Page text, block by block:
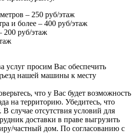
– 250 руб/этаж
и более – 400 руб/этаж
200 руб/этаж
услуг просим Вас обеспечить
нашей машины к месту
что у Вас будет возможность
на территорию. Убедитесь, что
В случае отсутствия условий для
доставки в праве выгрузить
частный дом. По согласованию с